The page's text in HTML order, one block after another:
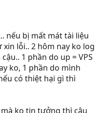
nếu bị mất mát tài liệu
lỗi.. 2 hôm nay ko log
1 phần do up = VPS
ko, 1 phần do mình
có thiệt hại gì thì
ko tin tưởng thì cậu